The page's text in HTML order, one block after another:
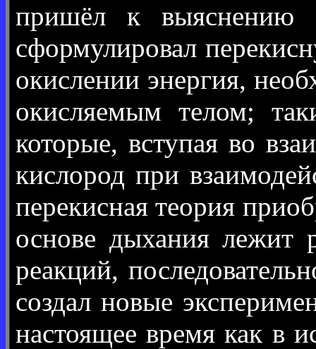
пришёл к выяснению
сформулировал
окислении энергия,
окисляемым телом;
которые, вступая во
кислород при
перекисная теория
основе дыхания лежит
реакций,
создал новые
настоящее время как в